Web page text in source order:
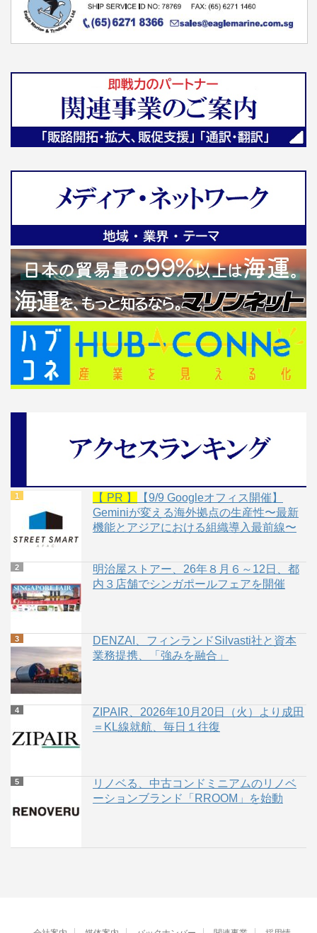
【 PR 】
【9/9 Googleオフィス開催】
Geminiが変える海外拠点の生産性〜最新
機能とアジアにおける組織導入最前線〜
明治屋ストアー、26年８月６～12日、都
内３店舗でシンガポールフェアを開催
DENZAI、フィンランドSilvasti社と資本
業務提携、「強みを融合」
ZIPAIR、2026年10月20日（火）より成田
＝KL線就航、毎日１往復
リノベる、中古コンドミニアムのリノベ
ーションブランド「RROOM」を始動